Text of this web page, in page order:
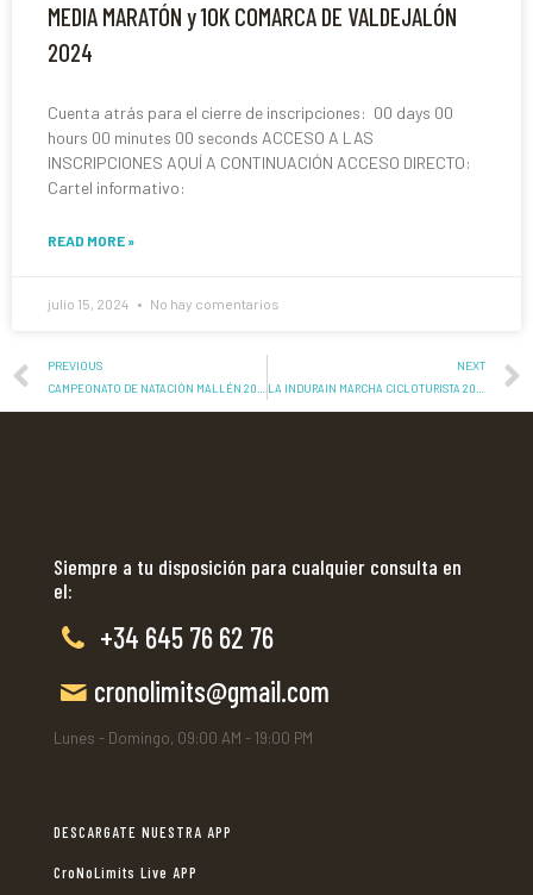
MEDIA MARATÓN y 10K COMARCA DE VALDEJALÓN
2024
Cuenta atrás para el cierre de inscripciones: 00 days 00
hours 00 minutes 00 seconds ACCESO A LAS
INSCRIPCIONES AQUÍ A CONTINUACIÓN ACCESO DIRECTO:
Cartel informativo:
READ MORE »
julio 15, 2024 No hay comentarios
PREVIOUS NEXT
Siempre a tu disposición para cualquier consulta en
el:
+34 645 76 62 76
cronolimits@gmail.com
Lunes - Domingo, 09:00 AM - 19:00 PM
DESCARGATE NUESTRA APP
CroNoLimits Live APP